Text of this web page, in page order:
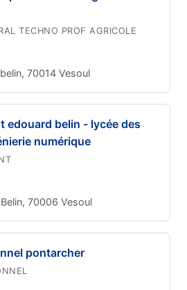
TECHNO PROF AGRICOLE
70014 Vesoul
edouard belin - lycée des
numérique
70006 Vesoul
pontarcher